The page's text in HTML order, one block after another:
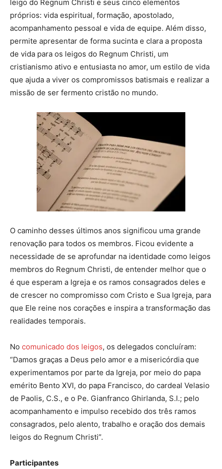
leigo do Regnum Christi e seus cinco elementos
próprios: vida espiritual, formação, apostolado,
acompanhamento pessoal e vida de equipe. Além disso,
permite apresentar de forma sucinta e clara a proposta
de vida para os leigos do Regnum Christi, um
cristianismo ativo e entusiasta no amor, um estilo de vida
que ajuda a viver os compromissos batismais e realizar a
missão de ser fermento cristão no mundo.
O caminho desses últimos anos significou uma grande
renovação para todos os membros. Ficou evidente a
necessidade de se aprofundar na identidade como leigos
membros do Regnum Christi, de entender melhor que o
é que esperam a Igreja e os ramos consagrados deles e
de crescer no compromisso com Cristo e Sua Igreja, para
que Ele reine nos corações e inspira a transformação das
realidades temporais.
No comunicado dos leigos, os delegados concluíram:
“Damos graças a Deus pelo amor e a misericórdia que
experimentamos por parte da Igreja, por meio do papa
emérito Bento XVI, do papa Francisco, do cardeal Velasio
de Paolis, C.S., e o Pe. Gianfranco Ghirlanda, S.I.; pelo
acompanhamento e impulso recebido dos três ramos
consagrados, pelo alento, trabalho e oração dos demais
leigos do Regnum Christi”.
Participantes